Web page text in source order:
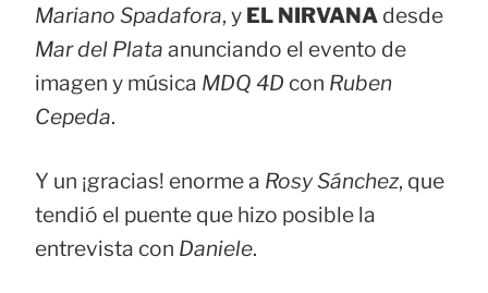
Mariano Spadafora, y EL NIRVANA desde
Mar del Plata anunciando el evento de
imagen y música MDQ 4D con Ruben
Cepeda.
Y un ¡gracias! enorme a Rosy Sánchez, que
tendió el puente que hizo posible la
entrevista con Daniele.